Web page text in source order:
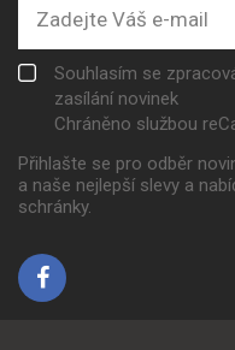
Souhlasím se
zasílání novinek
Chráněno službou
Přihlašte se pro odběr
a naše nejlepší slevy a
schránky.